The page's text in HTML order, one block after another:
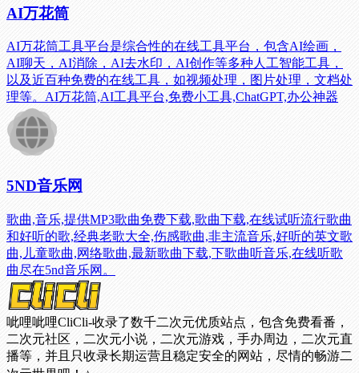
AI万花筒
AI万花筒工具平台是综合性的在线工具平台，包含AI绘画，
AI聊天，AI消除，AI去水印，AI创作等多种人工智能工具，
以及近百种免费的在线工具，如视频处理，图片处理，文档处
理等。AI万花筒,AI工具平台,免费小工具,ChatGPT,办公神器
5ND音乐网
歌曲,音乐,提供MP3歌曲免费下载,歌曲下载,在线试听流行歌曲
和好听的歌,经典老歌大全,伤感歌曲,非主流音乐,好听的英文歌
曲,儿童歌曲,网络歌曲,最新歌曲下载,下歌曲听音乐,在线听歌
曲尽在5nd音乐网。
呲哩呲哩CliCli-收录了数千二次元优质站点，包含免费看番，
二次元社区，二次元小说，二次元游戏，手办周边，二次元直
播等，并且只收录长期运营且稳定安全的网站，尽情的畅游二